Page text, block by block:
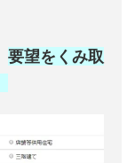
要望をくみ取